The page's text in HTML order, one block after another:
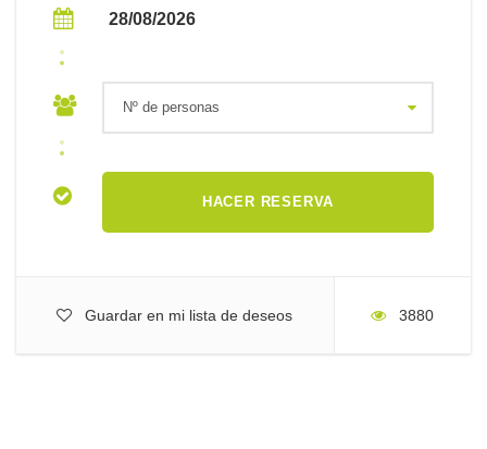
28/08/2026
Guardar en mi lista de deseos 3880
Con la experiencia acumulada con anterioridad por nuestro
guía, Javi Montes y con el proceso paulatino de mejora de la
logística y diversificación de servicios estamos seguros de
poder ofrecer uno de los viajes más espectaculares y vibrantes
del mercado.
Nuestros viaje de fotografía y de observación a Alaska,
combinan exclusivas sesiones fotográficas de osos grizzlys en
Lake Clark, con visitas guiadas al Parque Nacional de Denali en